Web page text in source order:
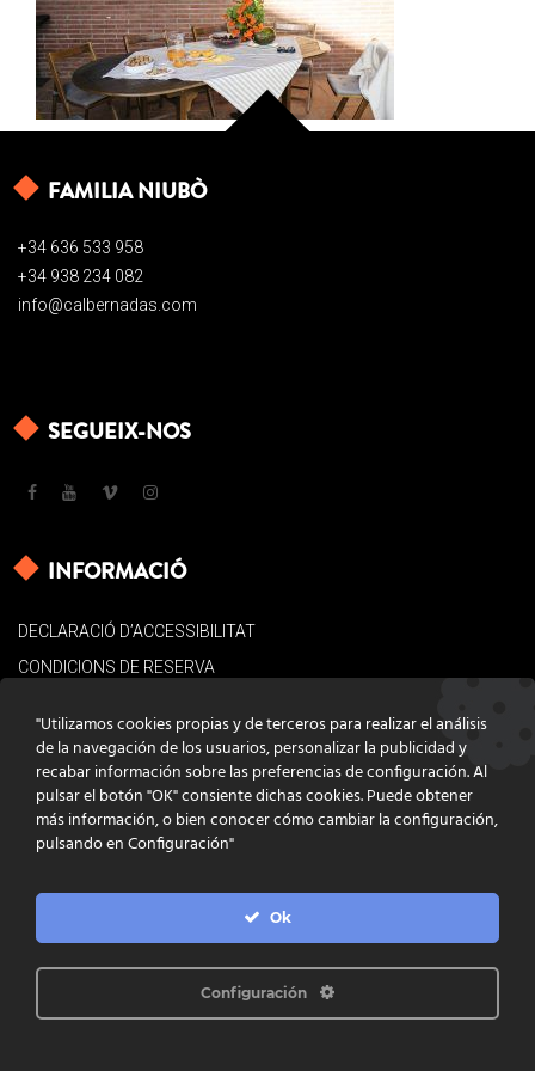
FAMILIA NIUBÒ
+34 636 533 958
+34 938 234 082
info@calbernadas.com
SEGUEIX-NOS
INFORMACIÓ
DECLARACIÓ D’ACCESSIBILITAT
CONDICIONS DE RESERVA
POLÍTICA DE COOKIES
CONTACTE
PROGRAMACIÓ INFOACTIVA'T
"Utilizamos cookies propias y de terceros para realizar el análisis
de la navegación de los usuarios, personalizar la publicidad y
recabar información sobre las preferencias de configuración. Al
pulsar el botón "OK" consiente dichas cookies. Puede obtener
más información, o bien conocer cómo cambiar la configuración,
pulsando en Configuración"
Ok
Configuración